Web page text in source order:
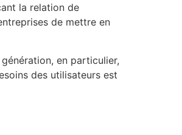
la relation de
de mettre en
en particulier,
des utilisateurs est